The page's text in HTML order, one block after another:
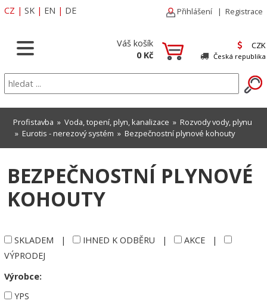
CZ | SK | EN | DE Přihlášení | Registrace
Váš košík
0 Kč
CZK
Česká republika
Profistavba » Voda, topení, plyn, kanalizace » Rozvody vody, plynu
» Eurotis - nerezový systém » Bezpečnostní plynové kohouty
BEZPEČNOSTNÍ PLYNOVÉ
KOHOUTY
SKLADEM | IHNED K ODBĚRU | AKCE |
VÝPRODEJ
Výrobce:
YPS